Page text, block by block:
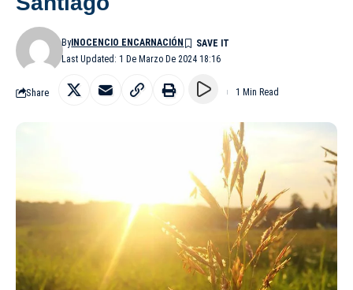
Last Updated: 1 De Marzo De 2024 18:16
ByINOCENCIO ENCARNACIÓN
Share 1 Min Read